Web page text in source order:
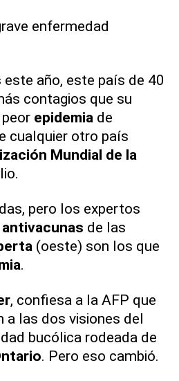
enfermedad
este año, este país de 40
contagios que su
epidemia de
cualquier otro país
Mundial de la
pero los expertos
de las
(oeste) son los que
.
, confiesa a la AFP que
a las dos visiones del
bucólica rodeada de
. Pero eso cambió.